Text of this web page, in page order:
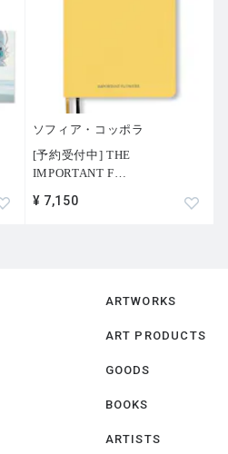
ソフィア・コッポラ
[予約受付中] THE
IMPORTANT F…
¥ 7,150
ARTWORKS
ART PRODUCTS
GOODS
BOOKS
ARTISTS